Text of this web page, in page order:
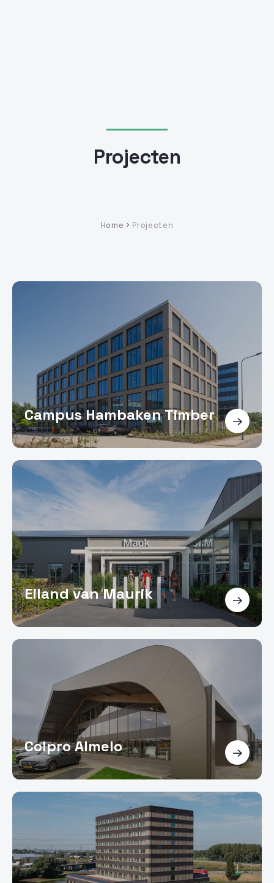
Projecten
Je bevindt je hier:
Home chevron_right Projecten
Campus Hambaken Timber
Eiland van Maurik
Colpro Almelo